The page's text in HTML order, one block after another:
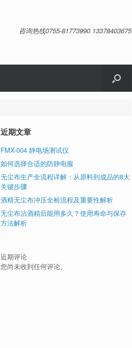
咨询热线0755-81773990 13378403675
近期文章
FMX-004 静电场测试仪
如何选择合适的防静电服
无尘布生产全流程详解：从原料到成品的8大
关键步骤
酒精无尘布冲压全检流程及重要性解析
无尘布沾酒精后能用多久？使用寿命与保存
方法解析
近期评论
您尚未收到任何评论。